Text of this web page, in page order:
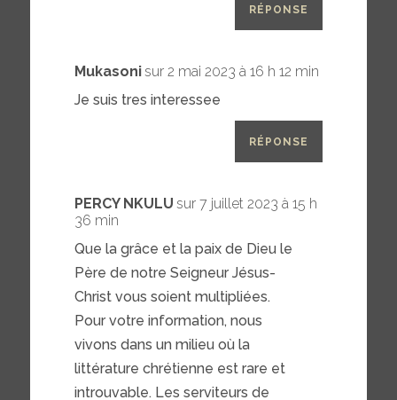
RÉPONSE
Mukasonisur 2 mai 2023 à 16 h 12 min
Je suis tres interessee
RÉPONSE
PERCY NKULU sur 7 juillet 2023 à 15 h
36 min
Que la grâce et la paix de Dieu le
Père de notre Seigneur Jésus-
Christ vous soient multipliées.
Pour votre information, nous
vivons dans un milieu où la
littérature chrétienne est rare et
introuvable. Les serviteurs de